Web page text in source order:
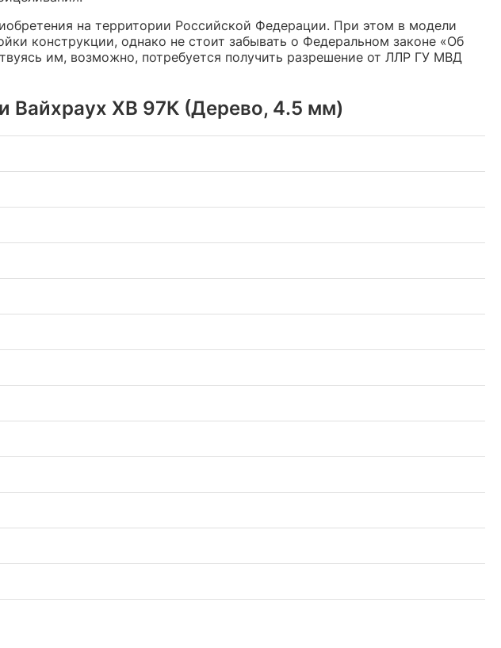
на территории Российской Федерации. При этом в модели
конструкции, однако не стоит забывать о Федеральном законе «Об
им, возможно, потребуется получить разрешение от ЛЛР ГУ МВД
Вайхраух ХВ 97К (Дерево, 4.5 мм)